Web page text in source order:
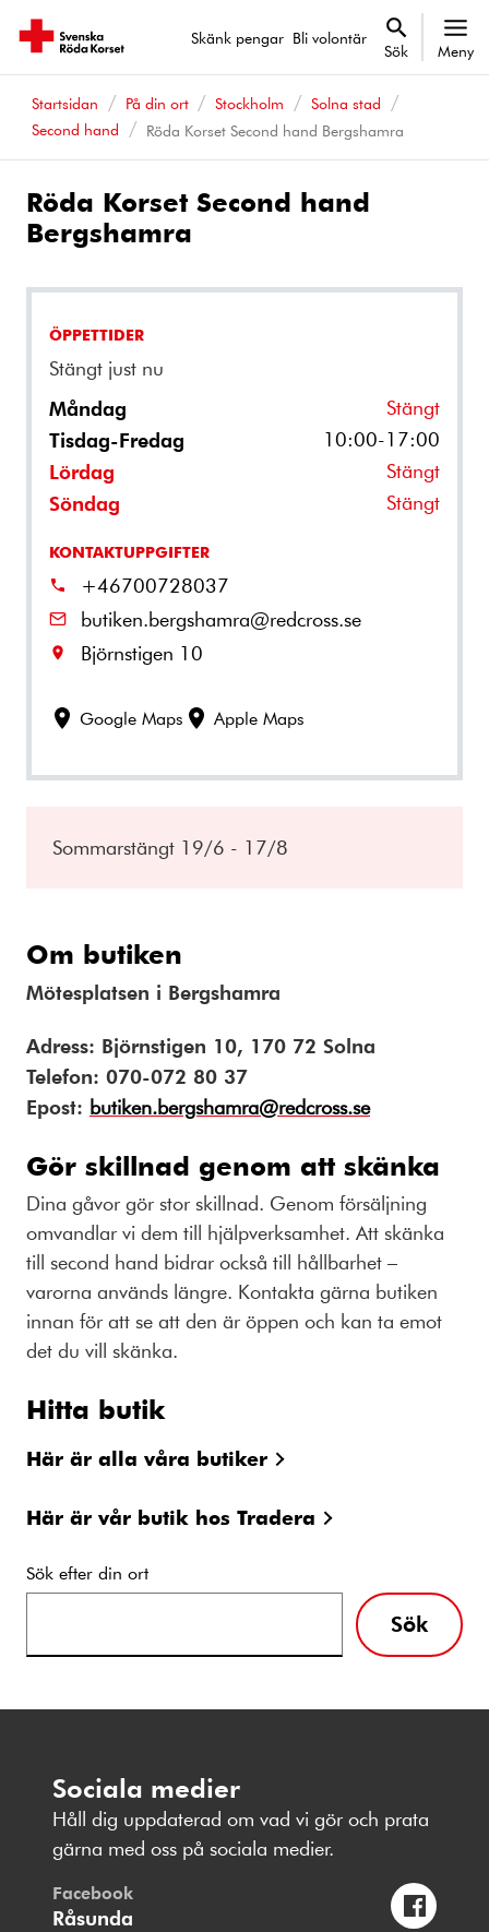
Skänk pengar Bli volontär
Sök Meny
Startsidan På din ort Stockholm
Solna stad
Second hand
Röda Korset Second hand Bergshamra
Röda Korset Second hand
Bergshamra
ÖPPETTIDER
Stängt just nu
Måndag Stängt
Tisdag-Fredag 10:00-17:00
Lördag Stängt
Söndag Stängt
KONTAKTUPPGIFTER
+46700728037
butiken.bergshamra@redcross.se
Björnstigen 10
Google Maps Apple Maps
Sommarstängt 19/6 - 17/8
Om butiken
Mötesplatsen i Bergshamra
Adress: Björnstigen 10, 170 72 Solna
Telefon: 070-072 80 37
Epost: butiken.bergshamra@redcross.se
Gör skillnad genom att skänka
Dina gåvor gör stor skillnad. Genom försäljning
omvandlar vi dem till hjälpverksamhet. Att skänka
till second hand bidrar också till hållbarhet –
varorna används längre. Kontakta gärna butiken
innan för att se att den är öppen och kan ta emot
det du vill skänka.
Hitta butik
Här är alla våra butiker
Här är vår butik hos Tradera
Sök efter din ort
Sök
Sociala medier
Håll dig uppdaterad om vad vi gör och prata
gärna med oss på sociala medier.
Facebook
Råsunda